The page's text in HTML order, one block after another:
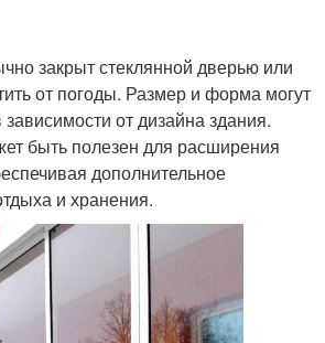
закрыт стеклянной дверью или
от погоды. Размер и форма могут
от дизайна здания.
быть полезен для расширения
дополнительное
и хранения.